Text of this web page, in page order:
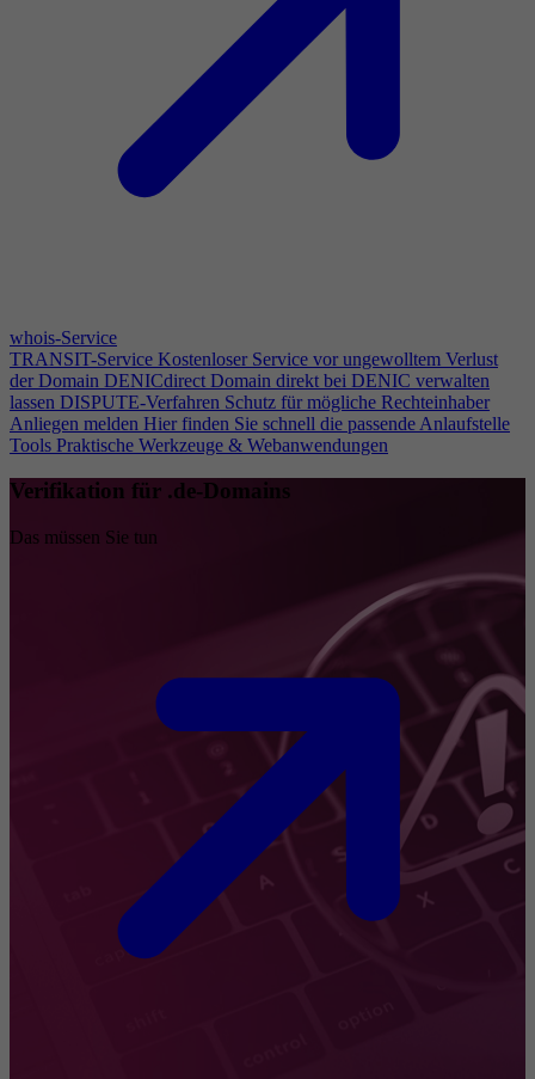
whois-Service
TRANSIT-Service Kostenloser Service vor ungewolltem Verlust
der Domain DENICdirect Domain direkt bei DENIC verwalten
lassen DISPUTE-Verfahren Schutz für mögliche Rechteinhaber
Anliegen melden Hier finden Sie schnell die passende Anlaufstelle
Tools Praktische Werkzeuge & Webanwendungen
Verifikation für .de-Domains
Das müssen Sie tun